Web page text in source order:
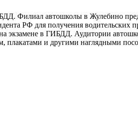
Филиал автошколы в Жулебино
РФ для получения водительских
экзамене в ГИБДД. Аудитории
плакатами и другими наглядными